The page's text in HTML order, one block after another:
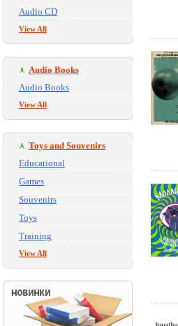
Audio CD
View All
Audio Books
Audio Books
View All
Toys and Souvenirs
Educational
Games
Souvenirs
Toys
Training
View All